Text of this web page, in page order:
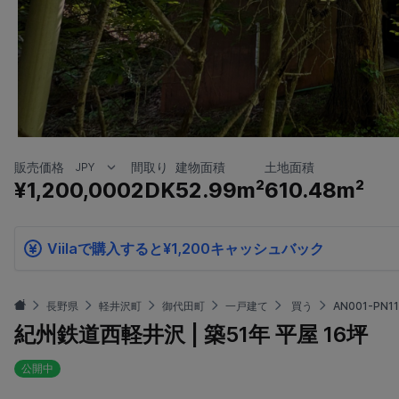
販売価格
¥1,200,000
間取り
2DK
建物面積
52.99m²
土地面積
610.48m²
Viilaで購入すると¥1,200キャッシュバック
長野県 軽井沢町 御代田町 一戸建て 買う AN001-
紀州鉄道西軽井沢 | 築51年 平屋 16坪
公開中